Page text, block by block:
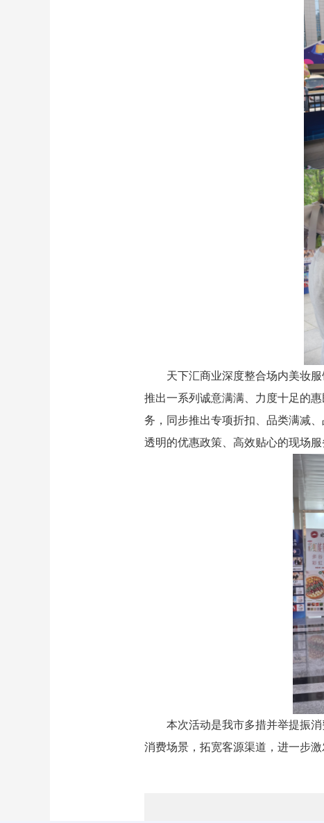
天下汇商业深度整合场内美妆
推出一系列诚意满满、力度十足的
务，同步推出专项折扣、品类满减
透明的优惠政策、高效贴心的现场
本次活动是我市多措并举提振
消费场景，拓宽客源渠道，进一步